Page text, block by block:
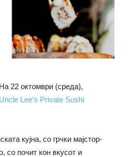
22 октомври (среда),
Uncle Lee’s Private Sushi
кујна, со грчки мајстор-
со почит кон вкусот и